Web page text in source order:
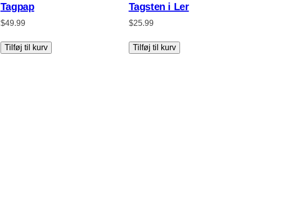
Tagpap
$49.99
Tilføj til kurv
Tagsten i Ler
$25.99
Tilføj til kurv